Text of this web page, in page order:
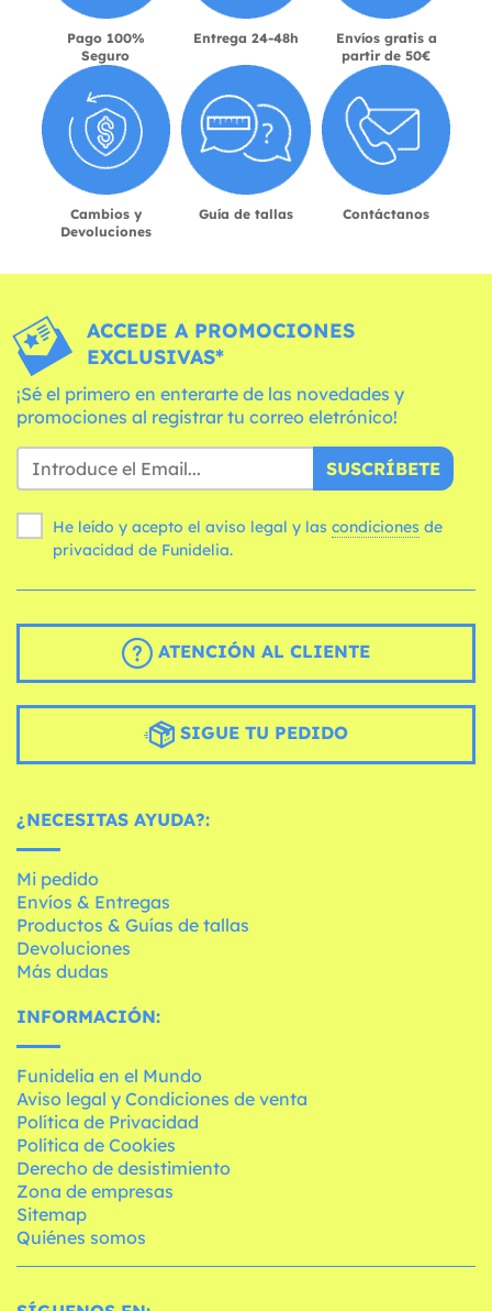
Pago 100%
Seguro
Entrega 24-48h
Envíos gratis a
partir de 50€
Cambios y
Devoluciones
Guía de tallas Contáctanos
ACCEDE A PROMOCIONES
EXCLUSIVAS*
¡Sé el primero en enterarte de las novedades y
promociones al registrar tu correo eletrónico!
SUSCRÍBETE
He leído y acepto el aviso legal y las condiciones
privacidad de Funidelia.
ATENCIÓN AL CLIENTE
SIGUE TU PEDIDO
¿NECESITAS AYUDA?:
Mi pedido
Envíos & Entregas
Productos & Guías de tallas
Devoluciones
Más dudas
INFORMACIÓN:
Funidelia en el Mundo
Aviso legal y Condiciones de venta
Política de Privacidad
Política de Cookies
Derecho de desistimiento
Zona de empresas
Sitemap
Quiénes somos